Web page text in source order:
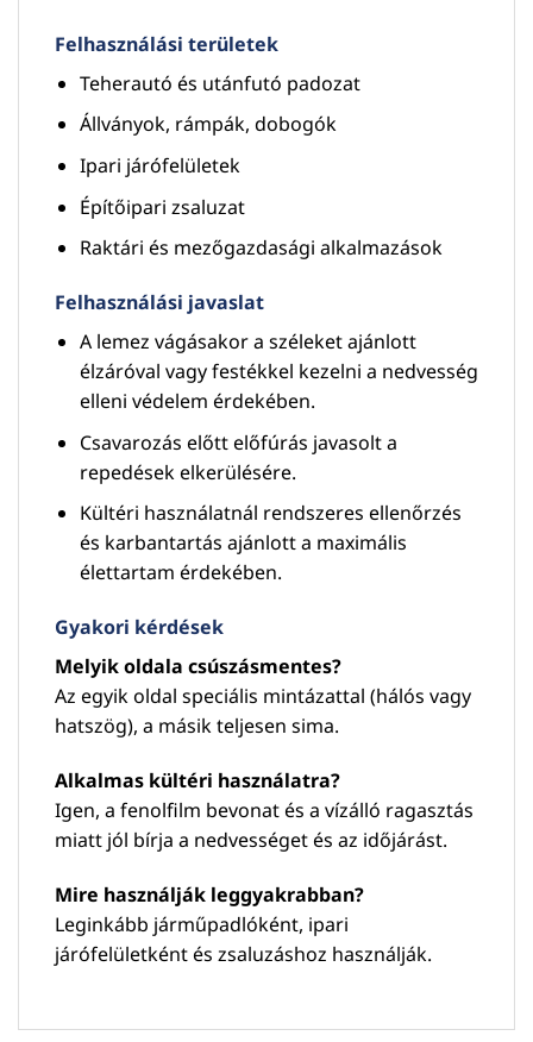
Felhasználási területek
Teherautó és utánfutó padozat
Állványok, rámpák, dobogók
Ipari járófelületek
Építőipari zsaluzat
Raktári és mezőgazdasági alkalmazások
Felhasználási javaslat
A lemez vágásakor a széleket ajánlott
élzáróval vagy festékkel kezelni a nedvesség
elleni védelem érdekében.
Csavarozás előtt előfúrás javasolt a
repedések elkerülésére.
Kültéri használatnál rendszeres ellenőrzés
és karbantartás ajánlott a maximális
élettartam érdekében.
Gyakori kérdések
Melyik oldala csúszásmentes?
Az egyik oldal speciális mintázattal (hálós vagy
hatszög), a másik teljesen sima.
Alkalmas kültéri használatra?
Igen, a fenolfilm bevonat és a vízálló ragasztás
miatt jól bírja a nedvességet és az időjárást.
Mire használják leggyakrabban?
Leginkább járműpadlóként, ipari
járófelületként és zsaluzáshoz használják.